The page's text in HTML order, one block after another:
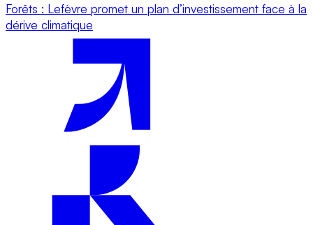
Forêts : Lefèvre promet un plan d’investissement face à la
dérive climatique